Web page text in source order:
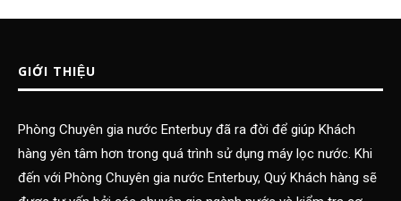
GIỚI THIỆU
Phòng Chuyên gia nước Enterbuy đã ra đời để giúp Khách
hàng yên tâm hơn trong quá trình sử dụng máy lọc nước. Khi
đến với Phòng Chuyên gia nước Enterbuy, Quý Khách hàng sẽ